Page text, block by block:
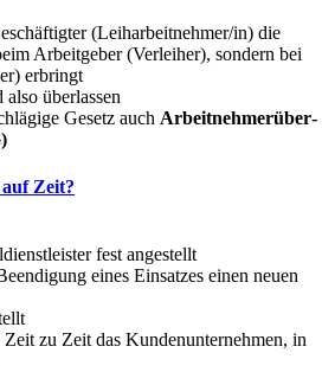
(Leiharbeitnehmer/in) die
Arbeit­geber (Verleiher), sondern bei
erbringt
überlassen
Gesetz auchArbeit­neh­mer­über­
Zeit?
fest angestellt
eines Einsatzes einen neuen
zu Zeit das Kunden­un­ter­nehmen, in